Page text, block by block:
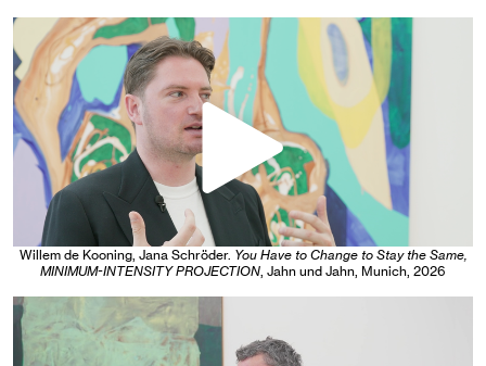
Willem de Kooning, Jana Schröder. You Have to Change to Stay the Same,
MINIMUM-INTENSITY PROJECTION , Jahn und Jahn, Munich , 2026